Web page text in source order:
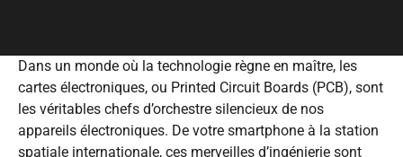
Dans un monde où la technologie règne en maître, les
cartes électroniques, ou Printed Circuit Boards (PCB), sont
les véritables chefs d’orchestre silencieux de nos
appareils électroniques. De votre smartphone à la station
spatiale internationale, ces merveilles d’ingénierie sont